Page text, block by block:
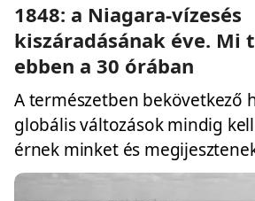
1848: a Niagara-vízesés
kiszáradásának éve. Mi
ebben a 30 órában
A természetben bekövetkező
globális változások mindig
érnek minket és